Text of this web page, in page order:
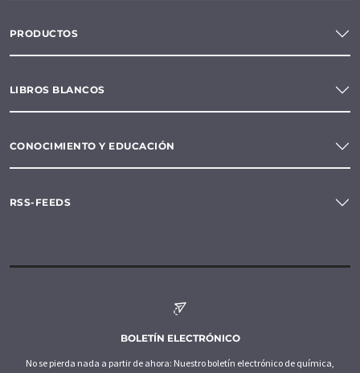
PRODUCTOS
LIBROS BLANCOS
CONOCIMIENTO Y EDUCACIÓN
RSS-FEEDS
BOLETÍN ELECTRÓNICO
No se pierda nada a partir de ahora: Nuestro boletín electrónico de química,